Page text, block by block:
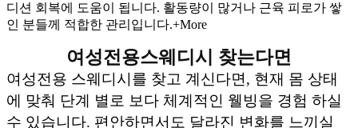
디션 회복에 도움이 됩니다. 활동량이 많거나 근육 피로가 쌓
인 분들께 적합한 관리입니다.+More
여성전용스웨디시 찾는다면
여성전용 스웨디시를 찾고 계신다면, 현재 몸 상태
에 맞춰 단계 별로 보다 체계적인 웰빙을 경험 하실
수 있습니다. 편안하면서도 달라진 변화를 느끼실